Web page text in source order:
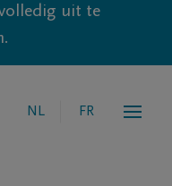
uit te
NL FR